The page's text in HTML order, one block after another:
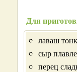
Для
лаваш
сыр
перец